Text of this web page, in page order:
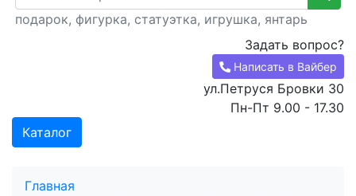
подарок, фигурка, статуэтка, игрушка, янтарь
Задать вопрос?
Написать в Вайбер
ул.Петруся Бровки 30
Пн-Пт 9.00 - 17.30
Каталог
Главная